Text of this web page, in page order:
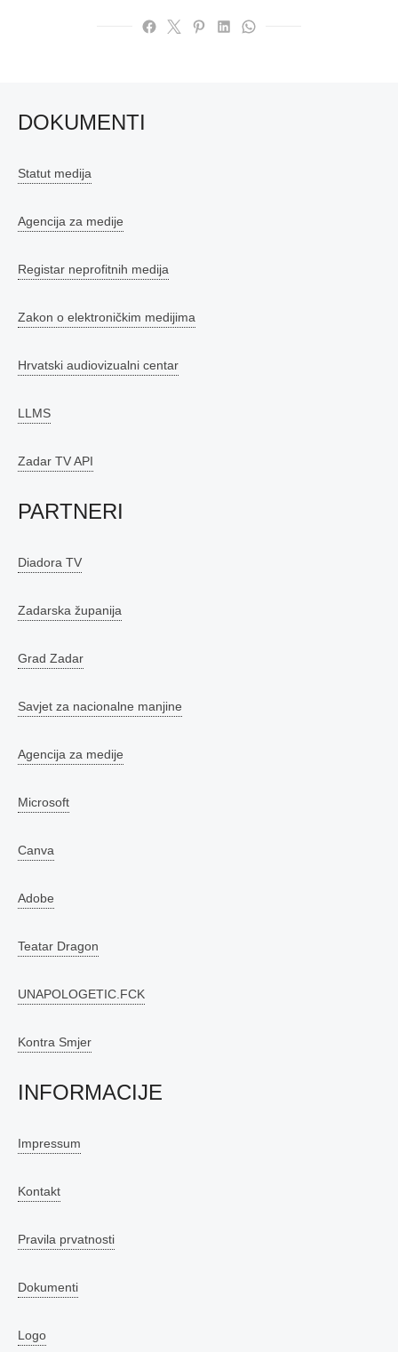
DOKUMENTI
Statut medija
Agencija za medije
Registar neprofitnih medija
Zakon o elektroničkim medijima
Hrvatski audiovizualni centar
LLMS
Zadar TV API
PARTNERI
Diadora TV
Zadarska županija
Grad Zadar
Savjet za nacionalne manjine
Agencija za medije
Microsoft
Canva
Adobe
Teatar Dragon
UNAPOLOGETIC.FCK
Kontra Smjer
INFORMACIJE
Impressum
Kontakt
Pravila prvatnosti
Dokumenti
Logo